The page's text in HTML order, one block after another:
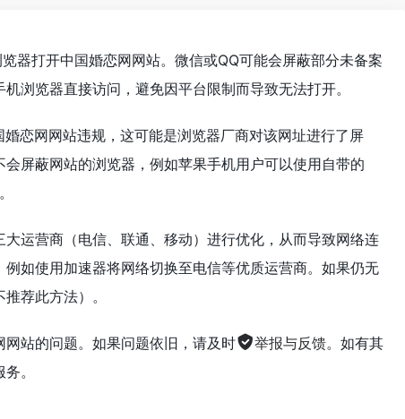
器打开中国婚恋网网站。微信或QQ可能会屏蔽部分未备案
浏览器直接访问，避免因平台限制而导致无法打开。
恋网网站违规，这可能是浏览器厂商对该网址进行了屏
屏蔽网站的浏览器，例如苹果手机用户可以使用自带的
运营商（电信、联通、移动）进行优化，从而导致网络连
如使用加速器将网络切换至电信等优质运营商。如果仍无
荐此方法）。
站的问题。如果问题依旧，请及时 举报与反馈。如有其
。